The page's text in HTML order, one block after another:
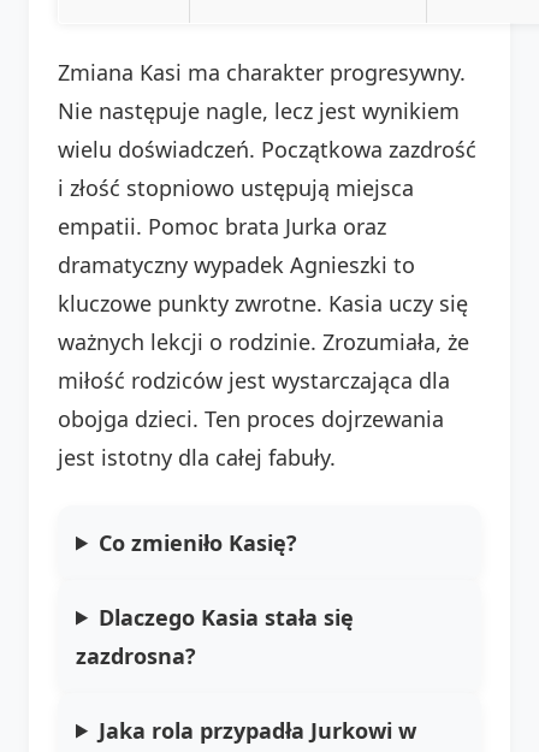
Zmiana Kasi ma charakter progresywny.
Nie następuje nagle, lecz jest wynikiem
wielu doświadczeń. Początkowa zazdrość
i złość stopniowo ustępują miejsca
empatii. Pomoc brata Jurka oraz
dramatyczny wypadek Agnieszki to
kluczowe punkty zwrotne. Kasia uczy się
ważnych lekcji o rodzinie. Zrozumiała, że
miłość rodziców jest wystarczająca dla
obojga dzieci. Ten proces dojrzewania
jest istotny dla całej fabuły.
Co zmieniło Kasię?
Dlaczego Kasia stała się
zazdrosna?
Jaka rola przypadła Jurkowi w